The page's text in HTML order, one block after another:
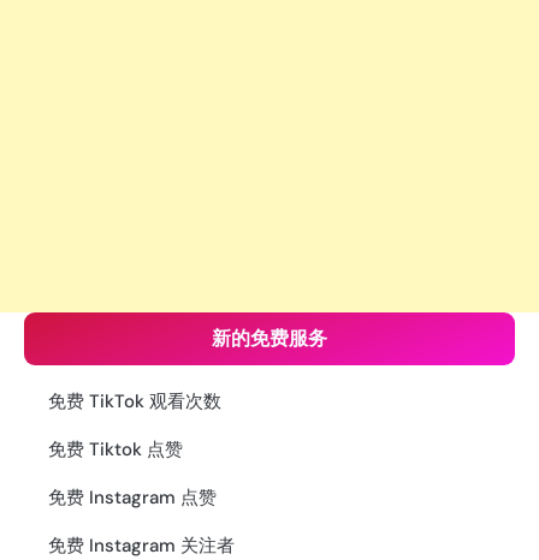
新的免费服务
免费 TikTok 观看次数
免费 Tiktok 点赞
免费 Instagram 点赞
免费 Instagram 关注者